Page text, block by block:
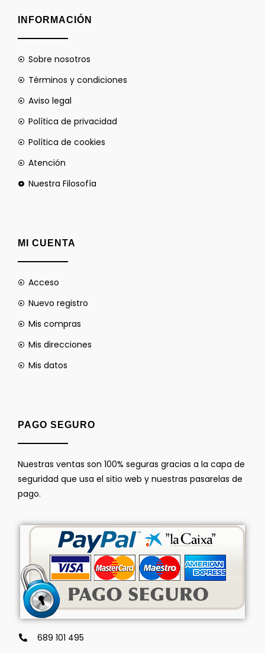
INFORMACIÓN
Sobre nosotros
Términos y condiciones
Aviso legal
Política de privacidad
Política de cookies
Atención
Nuestra Filosofía
MI CUENTA
Acceso
Nuevo registro
Mis compras
Mis direcciones
Mis datos
PAGO SEGURO
Nuestras ventas son 100% seguras gracias a la capa de
seguridad que usa el sitio web y nuestras pasarelas de
pago.
689 101 495